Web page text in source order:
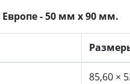
- 50 мм х 90 мм.
85,60 ×